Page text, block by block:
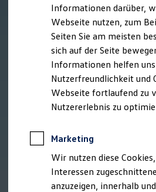
Informationen darüber,
Webseite nutzen, zum
Seiten Sie am meisten
sich auf der Seite
Informationen helfen
Nutzerfreundlichkeit und
Webseite fortlaufend zu
Nutzererlebnis zu
Marketing
Wir nutzen diese
Interessen
anzuzeigen, innerhalb